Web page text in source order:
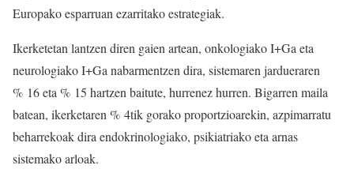
Europako esparruan ezarritako estrategiak.
Ikerketetan lantzen diren gaien artean, onkologiako I+Ga eta
neurologiako I+Ga nabarmentzen dira, sistemaren jardueraren
% 16 eta % 15 hartzen baitute, hurrenez hurren. Bigarren maila
batean, ikerketaren % 4tik gorako proportzioarekin, azpimarratu
beharrekoak dira endokrinologiako, psikiatriako eta arnas
sistemako arloak.